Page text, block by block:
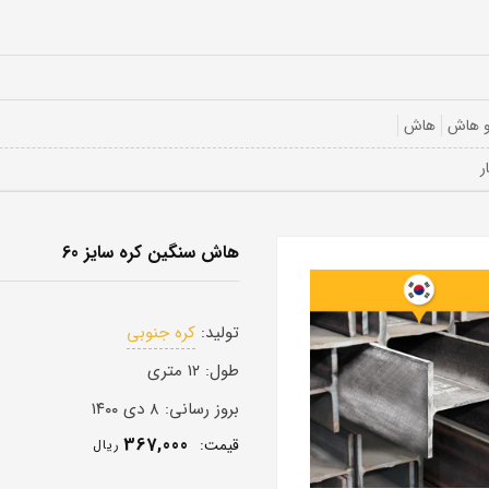
هاش هاش
هاش سنگین کره سایز 60
تولید: کره جنوبی
طول: ۱۲ متری
بروز رسانی: ۸ دی ۱۴۰۰
قيمت: 367,000 ريال